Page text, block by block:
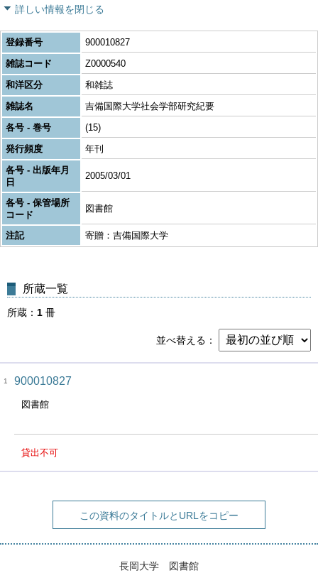
詳しい情報を閉じる
登録番号
900010827
雑誌コード
Z0000540
和洋区分
和雑誌
雑誌名
吉備国際大学社会学部研究紀要
各号 - 巻号
(15)
発行頻度
年刊
各号 - 出版年月
日
2005/03/01
各号 - 保管場所
コード
図書館
注記 寄贈：吉備国際大学
所蔵一覧
所蔵 1 冊
並べ替える
1 900010827
図書館
貸出不可
この資料のタイトルとURLをコピー
長岡大学 図書館